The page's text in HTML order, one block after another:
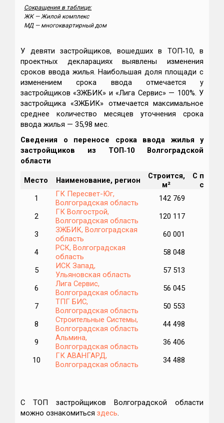
Сокращения в таблице:
ЖК — Жилой комплекс
МД — многоквартирный дом
У девяти застройщиков, вошедших в ТОП‑10, в
проектных декларациях выявлены изменения
сроков ввода жилья. Наибольшая доля площади с
изменением срока ввода отмечается у
застройщиков «ЗЖБИК» и «Лига Сервис» — 100%. У
застройщика «ЗЖБИК» отмечается максимальное
среднее количество месяцев уточнения срока
ввода жилья — 35,98 мес.
Сведения о переносе срока ввода жилья у
застройщиков из ТОП‑10 Волгоградской
области
Место Наименование, регион
Строится,
м²
С
1
ГК Пересвет-Юг,
Волгоградская область
142 769
2
ГК Волгострой,
Волгоградская область
120 117
3
ЗЖБИК, Волгоградская
область
60 001
4
РСК, Волгоградская
область
58 048
5
ИСК Запад,
Ульяновская область
57 513
6
Лига Сервис,
Волгоградская область
56 045
7
ТПГ БИС,
Волгоградская область
50 553
8
Строительные Системы,
Волгоградская область
44 498
9
Альмина,
Волгоградская область
36 406
10
ГК АВАНГАРД,
Волгоградская область
34 488
С ТОП застройщиков Волгоградской области
можно ознакомиться здесь.